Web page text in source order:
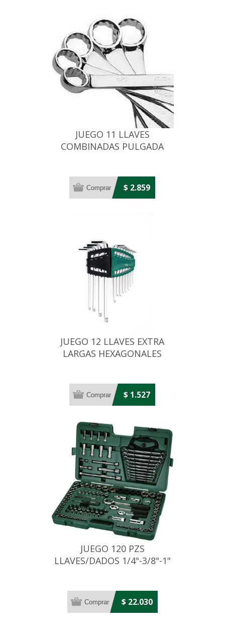
JUEGO 11 LLAVES
COMBINADAS PULGADA
$ 2.859
JUEGO 12 LLAVES EXTRA
LARGAS HEXAGONALES
$ 1.527
JUEGO 120 PZS
LLAVES/DADOS 1/4"-3/8"-1"
$ 22.030